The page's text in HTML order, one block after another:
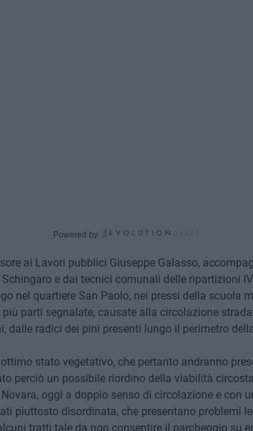
Powered by
ai Lavori pubblici Giuseppe Galasso,
e dai tecnici comunali delle ripartizioni
nel quartiere San Paolo, nei pressi della scuola
parti segnalate, causate alla circolazione
dalle radici dei pini presenti lungo il perimetro
stato vegetativo, che pertanto andranno
perciò un possibile riordino della viabilità
oggi a doppio senso di circolazione e con
piuttosto disordinata, che presentano problemi
tratti tale da non consentire il parcheggio su